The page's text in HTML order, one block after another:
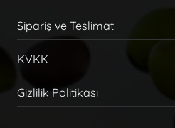
Sipariş ve Teslimat
KVKK
Gizlilik Politikası